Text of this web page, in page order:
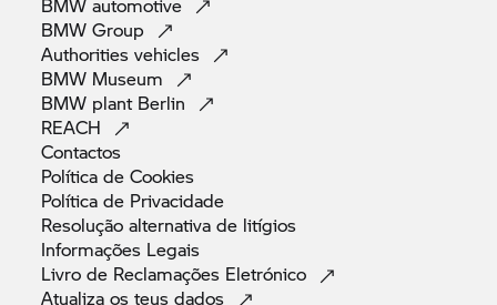
BMWautomotive
BMWGroup
Authoritiesvehicles
BMW Museum
BMW plant Berlin
REACH
Contactos
Política deCookies
Política de Privacidade
Resolução alternativa de litígios
Informações Legais
Livro de Reclamações Eletrónico
Atualiza os teusdados